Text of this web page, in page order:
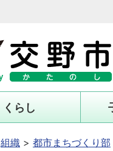
くらし
組織 都市まちづくり部